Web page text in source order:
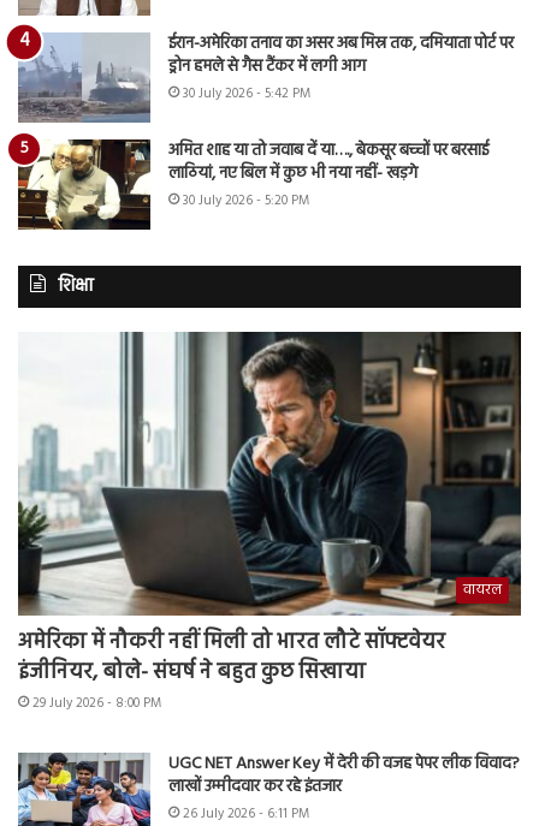
ईरान-अमेरिका तनाव का असर अब मिस्र तक, दमियाता पोर्ट पर
ड्रोन हमले से गैस टैंकर में लगी आग
30 July 2026 - 5:42 PM
अमित शाह या तो जवाब दें या…., बेकसूर बच्चों पर बरसाई
लाठियां, नए बिल में कुछ भी नया नहीं- खड़गे
30 July 2026 - 5:20 PM
शिक्षा
वायरल
अमेरिका में नौकरी नहीं मिली तो भारत लौटे सॉफ्टवेयर
इंजीनियर, बोले- संघर्ष ने बहुत कुछ सिखाया
29 July 2026 - 8:00 PM
UGC NET Answer Key में देरी की वजह पेपर लीक विवाद?
लाखों उम्मीदवार कर रहे इंतजार
26 July 2026 - 6:11 PM